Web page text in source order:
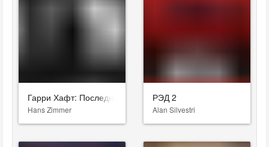
Гарри Хафт: Последний бой
Hans Zimmer
РЭД 2
Alan Silvestri